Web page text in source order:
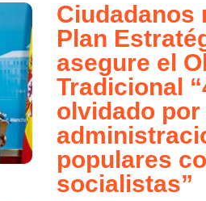
Ciudadanos
Plan
asegure el
Tradicional
olvidado por
populares
socialistas”